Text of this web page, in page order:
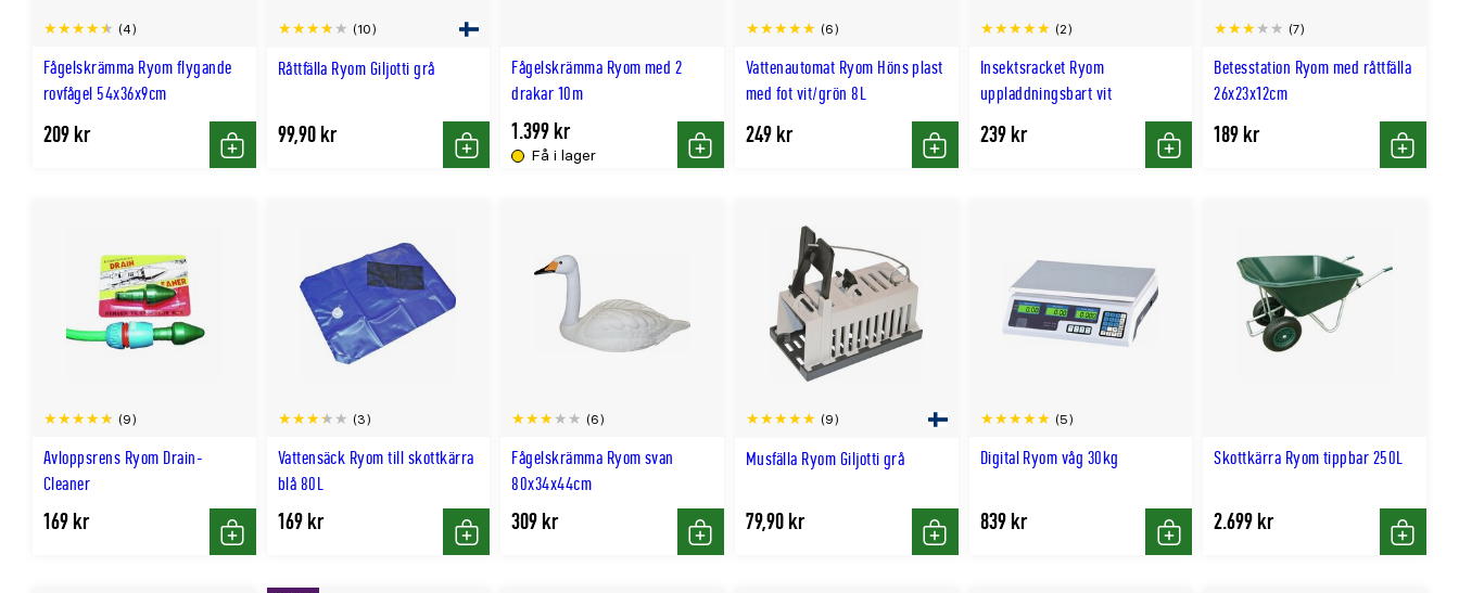
Fågelskrämma Ryom flygande
rovfågel 54x36x9cm
(4)
209 kr
Köp
Råttfälla Ryom Giljotti grå
(10)
99,90 kr
Köp
Fågelskrämma Ryom med 2
drakar 10m
Få i lager
1.399 kr
Köp
Vattenautomat Ryom Höns plast
med fot vit/grön 8L
(6)
249 kr
Köp
Insektsracket Ryom
uppladdningsbart vit
(2)
239 kr
Köp
Betesstation Ryom med råttfälla
26x23x12cm
(7)
189 kr
Köp
Avloppsrens Ryom Drain-
Cleaner
(9)
169 kr
Köp
Vattensäck Ryom till skottkärra
blå 80L
(3)
169 kr
Köp
Fågelskrämma Ryom svan
80x34x44cm
(6)
309 kr
Köp
Musfälla Ryom Giljotti grå
(9)
79,90 kr
Köp
Digital Ryom våg 30kg
(5)
839 kr
Köp
Skottkärra Ryom tippbar 250L
2.699 kr
Köp